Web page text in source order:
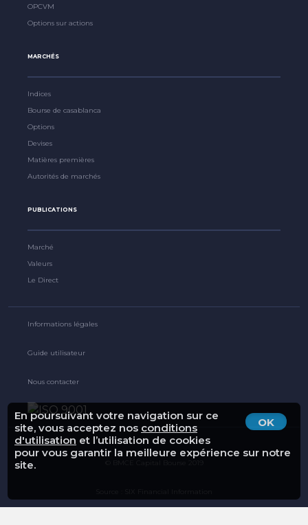
OK
En poursuivant votre navigation sur ce
site, vous acceptez nos conditions
d'utilisation et l’utilisation de cookies
pour vous garantir la meilleure expérience sur notre
site.
OPCVM
Options sur actions
MARCHÉS
Indices
Bourse de casablanca
Options
Devises
Matières premières
Autorités de marchés
PUBLICATIONS
Marché
Valeurs
Le Direct
Informations légales
Guide utilisateur
Nous contacter